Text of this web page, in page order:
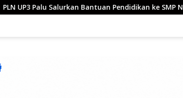
Bantuan Pendidikan ke SMP Negeri 1 Palu